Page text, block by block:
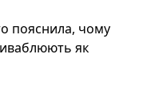
пояснила, чому
як